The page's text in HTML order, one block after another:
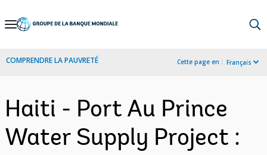
Skip
Navigation
COMPRENDRE LA PAUVRETÉ Cette page en : Français
Haiti - Port Au Prince
Water Supply Project :